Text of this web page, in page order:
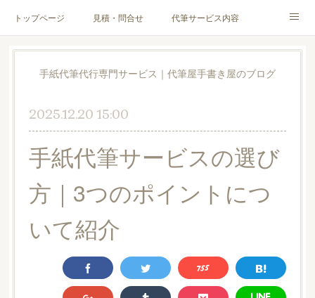
トップページ 見積・問合せ 代筆サービス内容
料金表 代筆サンプル 手紙文章作成代行サービス
ブログ お客様の声
Instagram
手紙代筆代行専門サービス｜代筆屋手書き屋のブログ
2025.12.20 15:00
手紙代筆サービスの選び
方｜3つのポイントにつ
いて紹介